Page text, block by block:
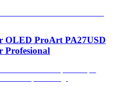
OLED ProArt PA27USD
Profesional